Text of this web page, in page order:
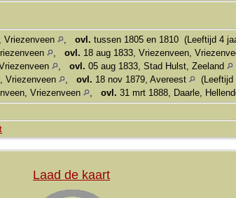
Vriezenveen , ovl. tussen 1805 en 1810 (Leeftijd 4
, ovl. 18 aug 1833, Vriezenveen,
, ovl. 05 aug 1833, Stad Hulst, Zeeland
Vriezenveen , ovl. 18 nov 1879, Avereest
(Leeftijd
Vriezenveen , ovl. 31 mrt 1888, Daarle,
Laad de kaart